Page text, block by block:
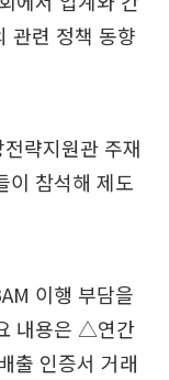
관련 정책 동향
략지원관 주재
이 참석해 제도
이행 부담을
내용은 △연간
출 인증서 거래